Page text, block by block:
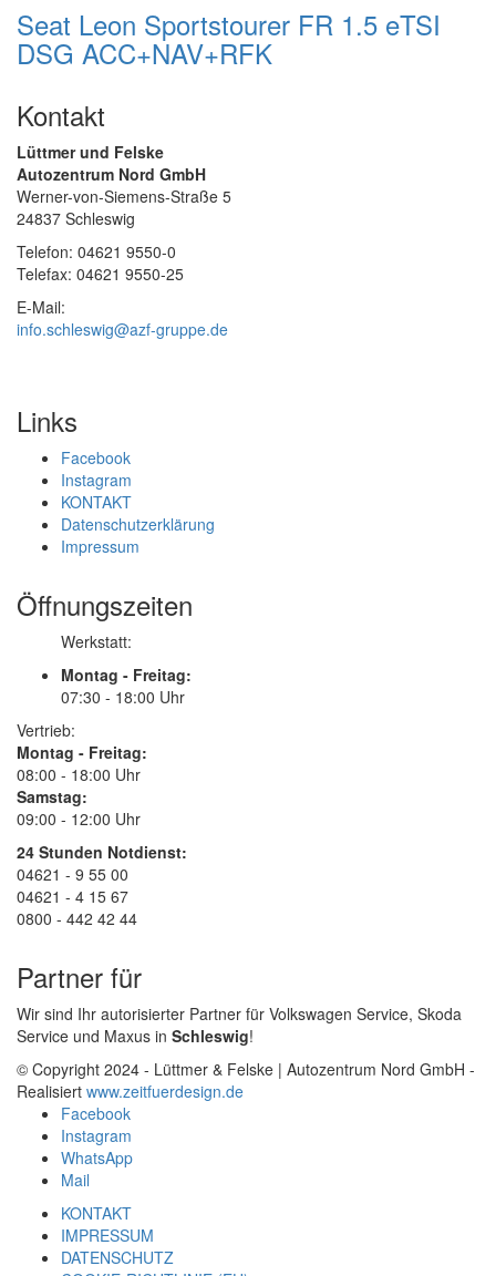
Seat Leon Sportstourer FR 1.5 eTSI
DSG ACC+NAV+RFK
Kontakt
Lüttmer und Felske
Autozentrum Nord GmbH
Werner-von-Siemens-Straße 5
24837 Schleswig
Telefon: 04621 9550-0
Telefax: 04621 9550-25
E-Mail:
info.schleswig@azf-gruppe.de
Links
Facebook
Instagram
KONTAKT
Datenschutzerklärung
Impressum
Öffnungszeiten
Werkstatt:
Montag - Freitag:
07:30 - 18:00 Uhr
Vertrieb:
Montag - Freitag:
08:00 - 18:00 Uhr
Samstag:
09:00 - 12:00 Uhr
24 Stunden Notdienst:
04621 - 9 55 00
04621 - 4 15 67
0800 - 442 42 44
Partner für
Wir sind Ihr autorisierter Partner für Volkswagen Service, Skoda
Service und Maxus in Schleswig!
© Copyright 2024 - Lüttmer & Felske | Autozentrum Nord GmbH -
Realisiert www.zeitfuerdesign.de
Facebook
Instagram
WhatsApp
Mail
KONTAKT
IMPRESSUM
DATENSCHUTZ